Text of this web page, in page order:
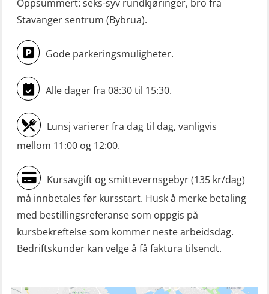
repetisjon (OSE106)
Livbåtfører sliskelivbåt repetisjon
(OSE1301)
grunnleggende (OSE129)
Mann-Over-Bord (hurtiggående) liten
båt m/mørkekjøring – grunnleggende
(OSE114)
Mann-Over-Bord (hurtiggående) liten
båt m/mørkekjøring – repetisjon
(OSE151)
Mann-Over-Bord (hurtiggående) liten
båt u/mørkekjøring – grunnleggende
Mann-Over-Bord liten båt (MOB)
Oppsummert: seks-syv rundkjøringer, bro fra
Stavanger sentrum (Bybrua).
Gode parkeringsmuligheter.
Alle dager fra 08:30 til 15:30.
Lunsj varierer fra dag til dag, vanligvis
mellom 11:00 og 12:00.
Kursavgift og smittevernsgebyr (135 kr/dag)
må innbetales før kursstart. Husk å merke betaling
med bestillingsreferanse som oppgis på
kursbekreftelse som kommer neste arbeidsdag.
Bedriftskunder kan velge å få faktura tilsendt.